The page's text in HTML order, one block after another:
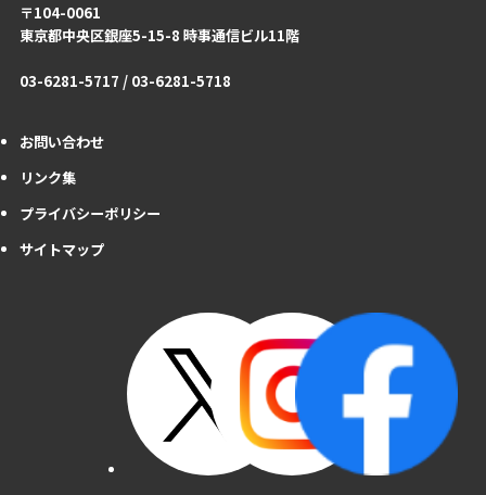
〒104-0061
東京都中央区銀座5-15-8 時事通信ビル11階
03-6281-5717 / 03-6281-5718
お問い合わせ
リンク集
プライバシーポリシー
サイトマップ